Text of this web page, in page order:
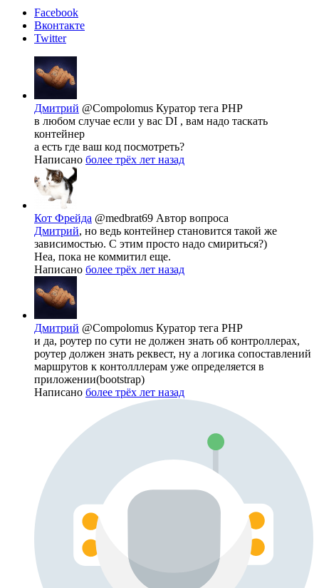
Facebook
Вконтакте
Twitter
Дмитрий @Compolomus Куратор тега PHP
в любом случае если у вас DI , вам надо таскать
контейнер
а есть где ваш код посмотреть?
Написано более трёх лет назад
Кот Фрейда @medbrat69 Автор вопроса
Дмитрий, но ведь контейнер становится такой же
зависимостью. С этим просто надо смириться?)
Неа, пока не коммитил еще.
Написано более трёх лет назад
Дмитрий @Compolomus Куратор тега PHP
и да, роутер по сути не должен знать об контроллерах,
роутер должен знать реквест, ну а логика сопоставлений
маршрутов к контолллерам уже определяется в
приложении(bootstrap)
Написано более трёх лет назад